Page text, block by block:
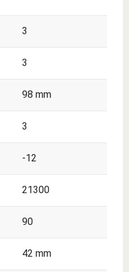
3
3
98 mm
3
-12
21300
90
42 mm